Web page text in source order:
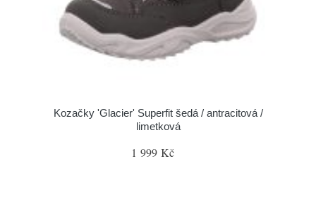
Kozačky 'Glacier' Superfit šedá / antracitová /
limetková
1 999 Kč